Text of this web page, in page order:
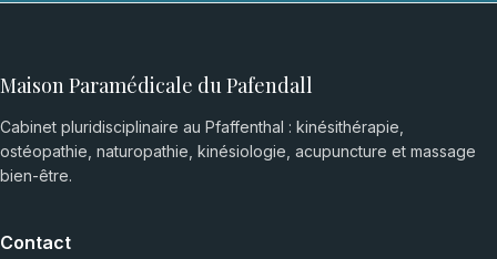
Maison Paramédicale du Pafendall
Cabinet pluridisciplinaire au Pfaffenthal : kinésithérapie,
ostéopathie, naturopathie, kinésiologie, acupuncture et massage
bien-être.
Contact